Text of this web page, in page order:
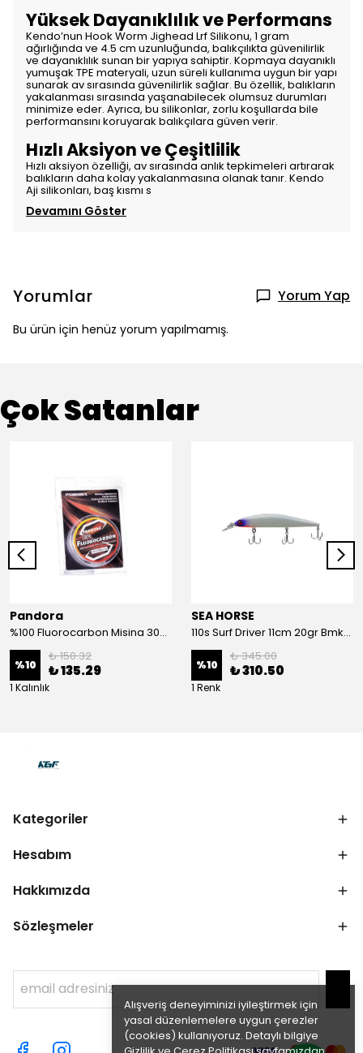
Alışveriş deneyiminizi iyileştirmek için
yasal düzenlemelere uygun çerezler
(cookies) kullanıyoruz. Detaylı bilgiye
Yüksek Dayanıklılık ve Performans
Kendo’nun Hook Worm Jighead Lrf Silikonu, 1 gram
ağırlığında ve 4.5 cm uzunluğunda, balıkçılıkta güvenilirlik
ve dayanıklılık sunan bir yapıya sahiptir. Kopmaya dayanıklı
yumuşak TPE materyali, uzun süreli kullanıma uygun bir yapı
sunarak av sırasında güvenilirlik sağlar. Bu özellik, balıkların
yakalanması sırasında yaşanabilecek olumsuz durumları
minimize eder. Ayrıca, bu silikonlar, zorlu koşullarda bile
performansını koruyarak balıkçılara güven verir.
Hızlı Aksiyon ve Çeşitlilik
Hızlı aksiyon özelliği, av sırasında anlık tepkimeleri artırarak
balıkların daha kolay yakalanmasına olanak tanır. Kendo
Aji silikonları, baş kısmı s
Devamını Göster
Yorumlar Yorum Yap
Bu ürün için henüz yorum yapılmamış.
Çok Satanlar
Pandora
%100 Fluorocarbon Misina 30mt 0,41mm
%10
₺ 150.32
₺ 135.29
1 Kalınlık
SEA HORSE
110s Surf Driver 11cm 20gr Bmk-05#
%10
₺ 345.00
₺ 310.50
1 Renk
Kategoriler
Hesabım
Hakkımızda
Sözleşmeler